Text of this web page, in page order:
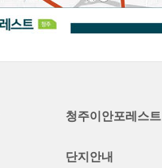
청주이안포레스트
단지안내